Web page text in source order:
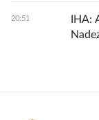
20:51
IHA: